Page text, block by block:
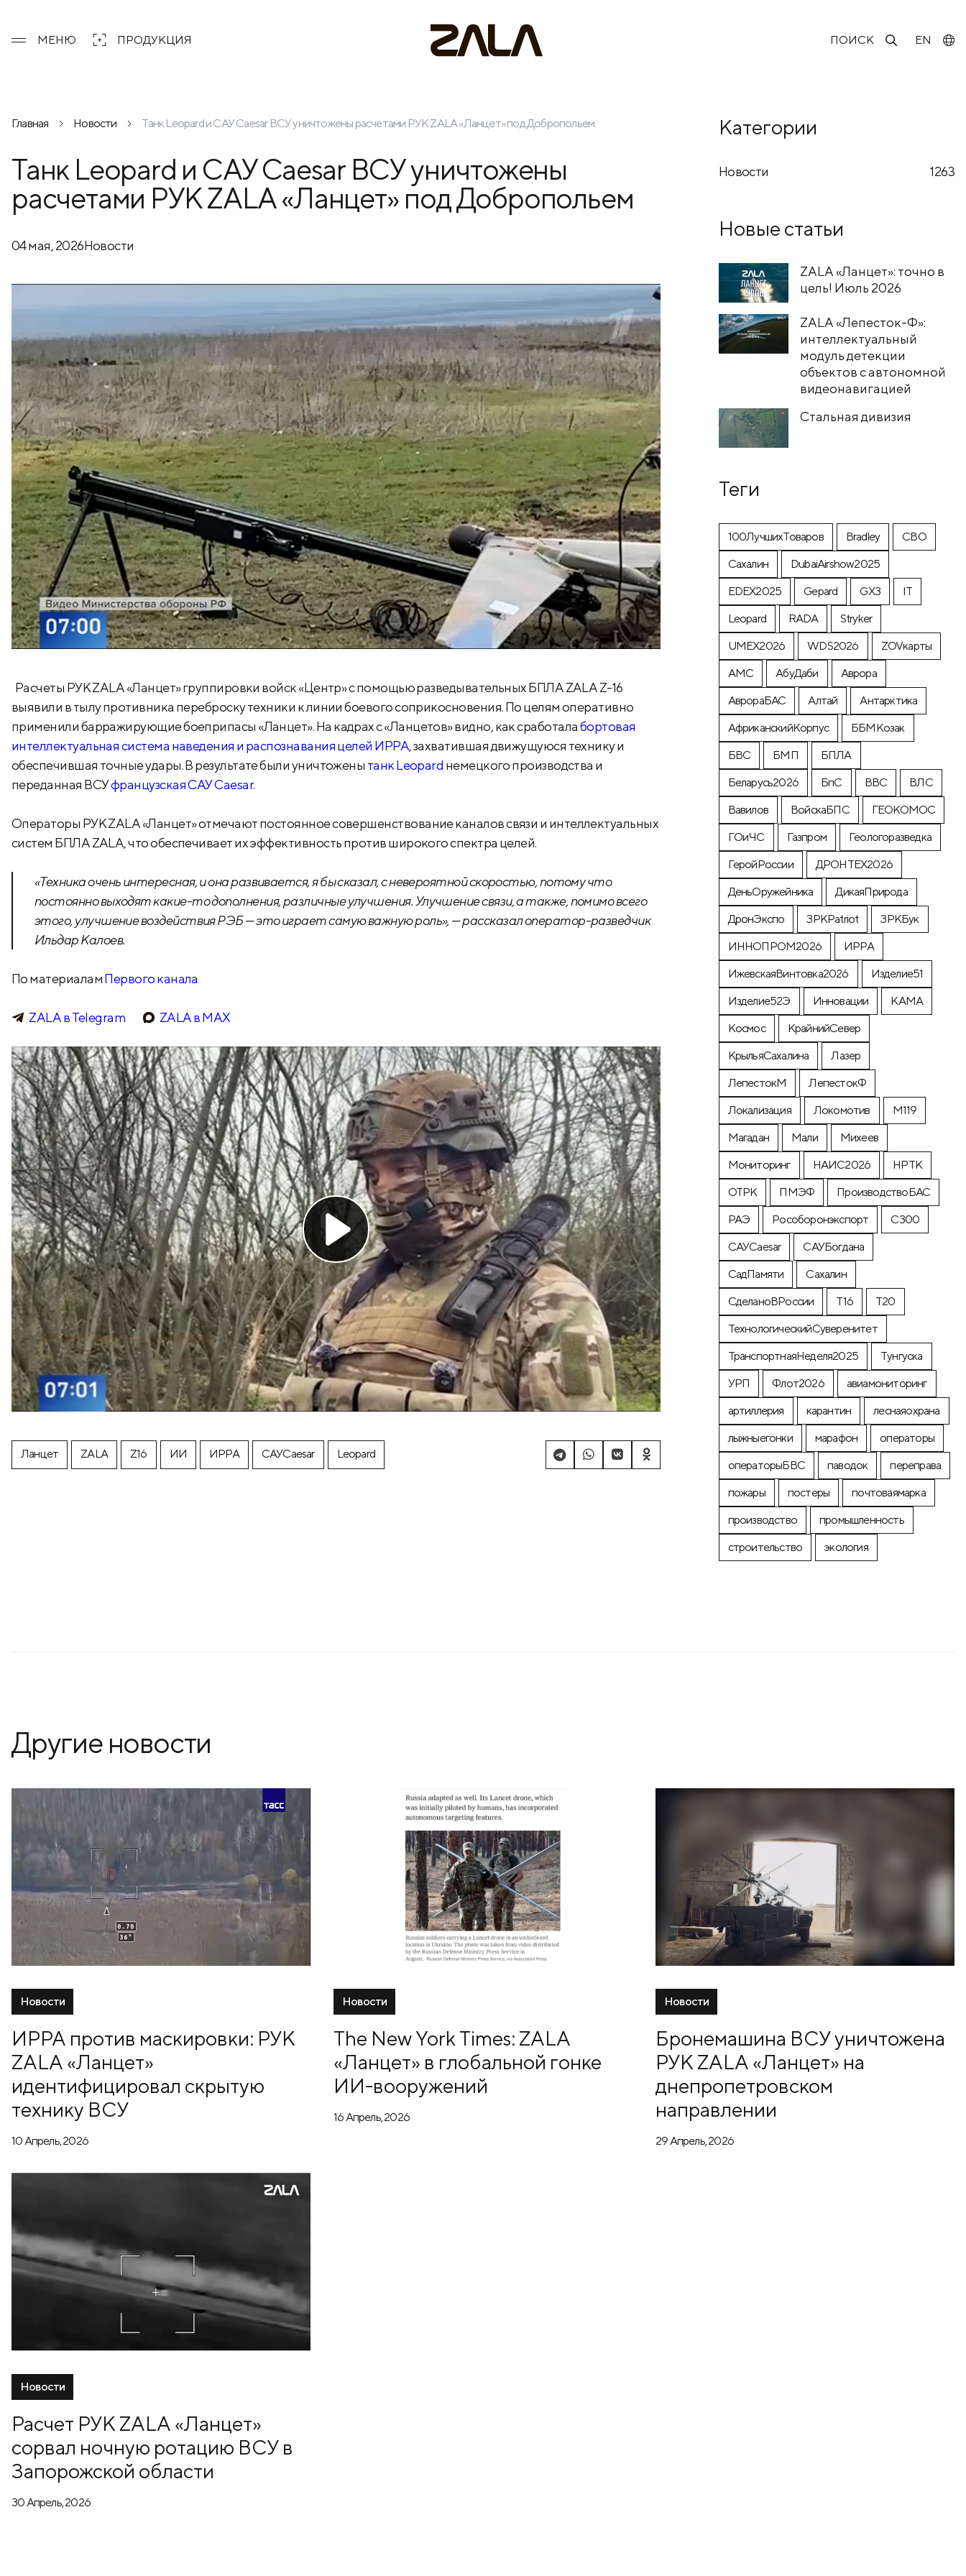
МЕНЮ ПРОДУКЦИЯ ПОИСК EN
Главная Новости Танк Leopard и САУ Caesar ВСУ уничтожены расчетами РУК ZALA «Ланцет» под Добропольем
Танк Leopard и САУ Caesar ВСУ уничтожены
расчетами РУК ZALA «Ланцет» под Добропольем
04 мая, 2026Новости
Расчеты РУК ZALA «Ланцет» группировки войск «Центр» с помощью разведывательных БПЛА ZALA Z-16
выявили в тылу противника переброску техники к линии боевого соприкосновения. По целям оперативно
применили барражирующие боеприпасы «Ланцет». На кадрах с «Ланцетов» видно, как сработалабортовая
интеллектуальная система наведения и распознавания целей ИРРА, захватившая движущуюся технику и
обеспечившая точные удары. В результате были уничтожены танк Leopard немецкого производства и
переданная ВСУфранцузская САУ Caesar.
Операторы РУК ZALA «Ланцет» отмечают постоянное совершенствование каналов связи и интеллектуальных
систем БПЛА ZALA, что обеспечивает их эффективность против широкого спектра целей.
«Техника очень интересная, и она развивается, я бы сказал, с невероятной скоростью, потому что
постоянно выходят какие-то дополнения, различные улучшения. Улучшение связи, а также, помимо всего
этого, улучшение воздействия РЭБ — это играет самую важную роль», — рассказал оператор-разведчик
Ильдар Калоев.
По материаламПервого канала
ZALA в Telegram ZALA в МАХ
Ланцет ZALA Z16 ИИ ИРРА САУCaesar Leopard
Категории
Новости 1263
Новые статьи
ZALA «Ланцет»: точно в
цель! Июль 2026
ZALA «Лепесток-Ф»:
интеллектуальный
модуль детекции
объектов с автономной
видеонавигацией
Стальная дивизия
Теги
100ЛучшихТоваров Bradley
CВО
Cахалин
DubaiAirshow2025
EDEX2025
Gepard GX3
IT
Leopard
RADA
Stryker
UMEX2026
WDS2026
ZOVкарты
АМС
АбуДаби
Аврора
АврораБАС
Алтай
Антарктика
АфриканскийКорпус
ББМКозак
БВС
БМП
БПЛА
Беларусь2026
БпС ВВС
ВЛС
Вавилов
ВойскаБПС
ГЕОКОМОС
ГОиЧС
Газпром
Геологоразведка
ГеройРоссии
ДРОНТЕХ2026
ДеньОружейника
ДикаяПрирода
ДронЭкспо
ЗРКPatriot
ЗРКБук
ИННОПРОМ2026
ИРРА
ИжевскаяВинтовка2026
Изделие51
Изделие52Э
Инновации
КАМА
Космос
КрайнийСевер
КрыльяСахалина
Лазер
ЛепестокМ
ЛепестокФ
Локализация
Локомотив
М119
Магадан
Мали
Михеев
Мониторинг
НАИС2026
НРТК
ОТРК
ПМЭФ
ПроизводствоБАС
РАЭ
Рособоронэкспорт
С300
САУCaesar
САУБогдана
СадПамяти
Сахалин
СделаноВРоссии
Т16
Т20
ТехнологическийСуверенитет
ТранспортнаяНеделя2025
Тунгуска
УРП
Флот2026
авиамониторинг
артиллерия
карантин
леснаяохрана
лыжныегонки
марафон
операторы
операторыБВС
паводок
переправа
пожары
постеры
почтоваямарка
производство
промышленность
строительство
экология
Другие новости
Новости
ИРРА против маскировки: РУК
ZALA «Ланцет»
идентифицировал скрытую
технику ВСУ
10 Апрель, 2026
Новости
The New York Times: ZALA
«Ланцет» в глобальной гонке
ИИ-вооружений
16 Апрель, 2026
Новости
Бронемашина ВСУ уничтожена
РУК ZALA «Ланцет» на
днепропетровском
направлении
29 Апрель, 2026
Новости
Расчет РУК ZALA «Ланцет»
сорвал ночную ротацию ВСУ в
Запорожской области
30 Апрель, 2026